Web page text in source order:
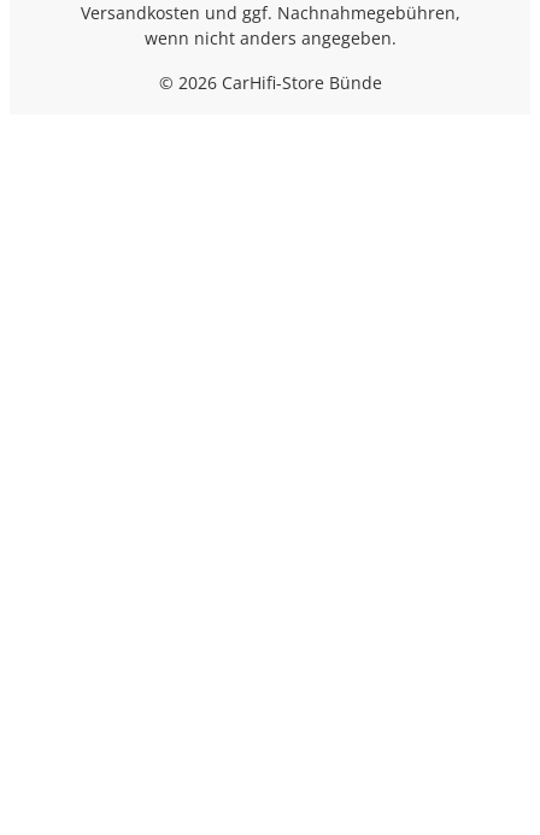
Versandkosten und ggf. Nachnahmegebühren,
wenn nicht anders angegeben.
© 2026 CarHifi-Store Bünde